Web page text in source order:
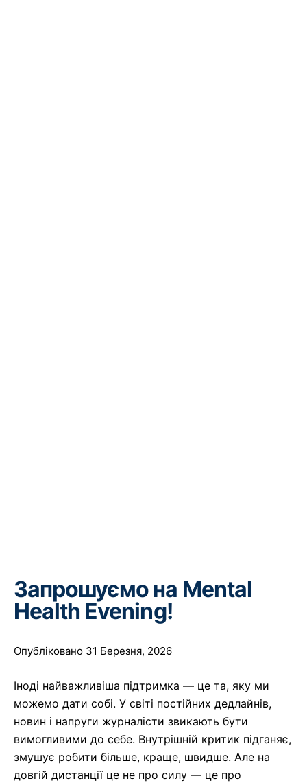
Запрошуємо на Mental
Health Evening!
Опубліковано 31 Березня, 2026
Іноді найважливіша підтримка — це та, яку ми
можемо дати собі. У світі постійних дедлайнів,
новин і напруги журналісти звикають бути
вимогливими до себе. Внутрішній критик підганяє,
змушує робити більше, краще, швидше. Але на
довгій дистанції це не про силу — це про